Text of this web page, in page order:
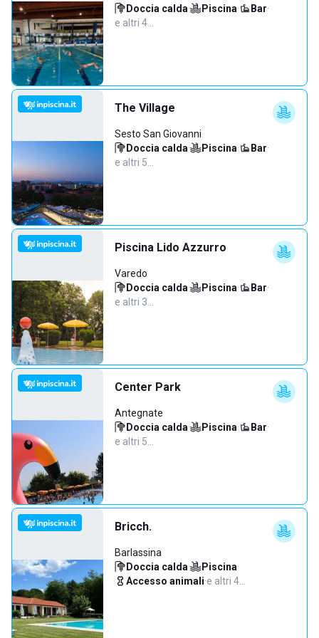
Doccia calda· Piscina· Bar·
e altri 4…
The Village
Sesto San Giovanni
Doccia calda· Piscina· Bar·
e altri 5…
Piscina Lido Azzurro
Varedo
Doccia calda· Piscina· Bar·
e altri 3…
Center Park
Antegnate
Doccia calda· Piscina· Bar·
e altri 5…
Bricch.
Barlassina
Doccia calda· Piscina·
Accesso animali·e altri 4…